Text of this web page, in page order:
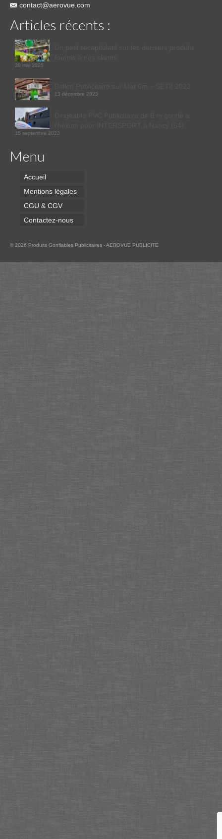
contact@aerovue.com
Articles récents :
28 mai 2025
13 décembre 2023
15 septembre 2023
Menu
Accueil
Mentions légales
CGU & CGV
Contactez-nous
© 2026 Produits Gonflables Publicitaires - AEROVUE PUBLICITE